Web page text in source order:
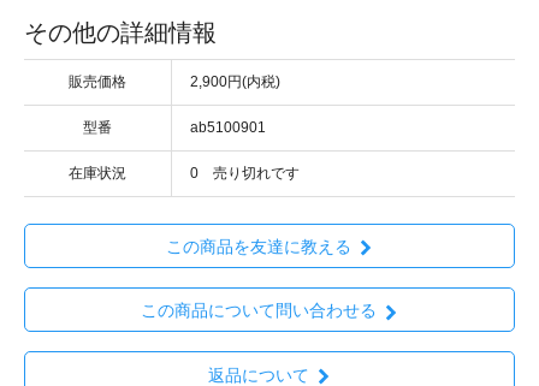
その他の詳細情報
販売価格 2,900円(内税)
型番 ab5100901
在庫状況 0 売り切れです
この商品を友達に教える
この商品について問い合わせる
返品について